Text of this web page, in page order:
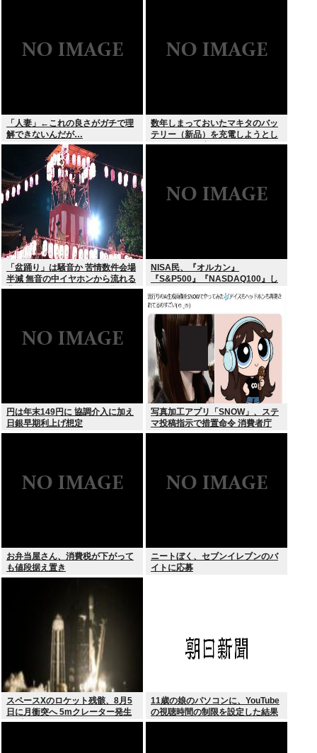
「人妻」←これの良さがガチで理
解できないんだが…
数年しまっておいたマキタのバッ
テリー（新品）を充電しようとし
たらエラーで充電できないんだ
「盆踊り」は騒音か 苦情数件会場
半減 無音の中イヤホンから流れる
曲に合わせ踊るサイレント盆ダン
NISA民、『オルカン』
『S&P500』『NASDAQ100』し
円は年末149円に 協調介入に加え
日銀早期利上げ想定
写真加工アプリ「SNOW」、ステ
マ投稿指示で措置命令 消費者庁
お弁当屋さん、消費税が下がって
も値段据え置き
ニートぼく、セブンイレブンのバ
イトに応募
スペースXのロケット残骸、8月5
日に月衝突へ 5mクレーター発生
予測
11歳の娘のパソコンに、YouTube
の視聴時間の制限を設定した結果